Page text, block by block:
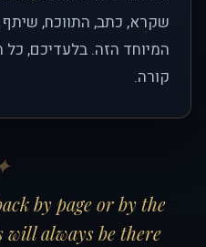
שקרא, כתב, התווכח,
המיוחד הזה. בלעדיכם,
קורה.
by page or by the
will always be there